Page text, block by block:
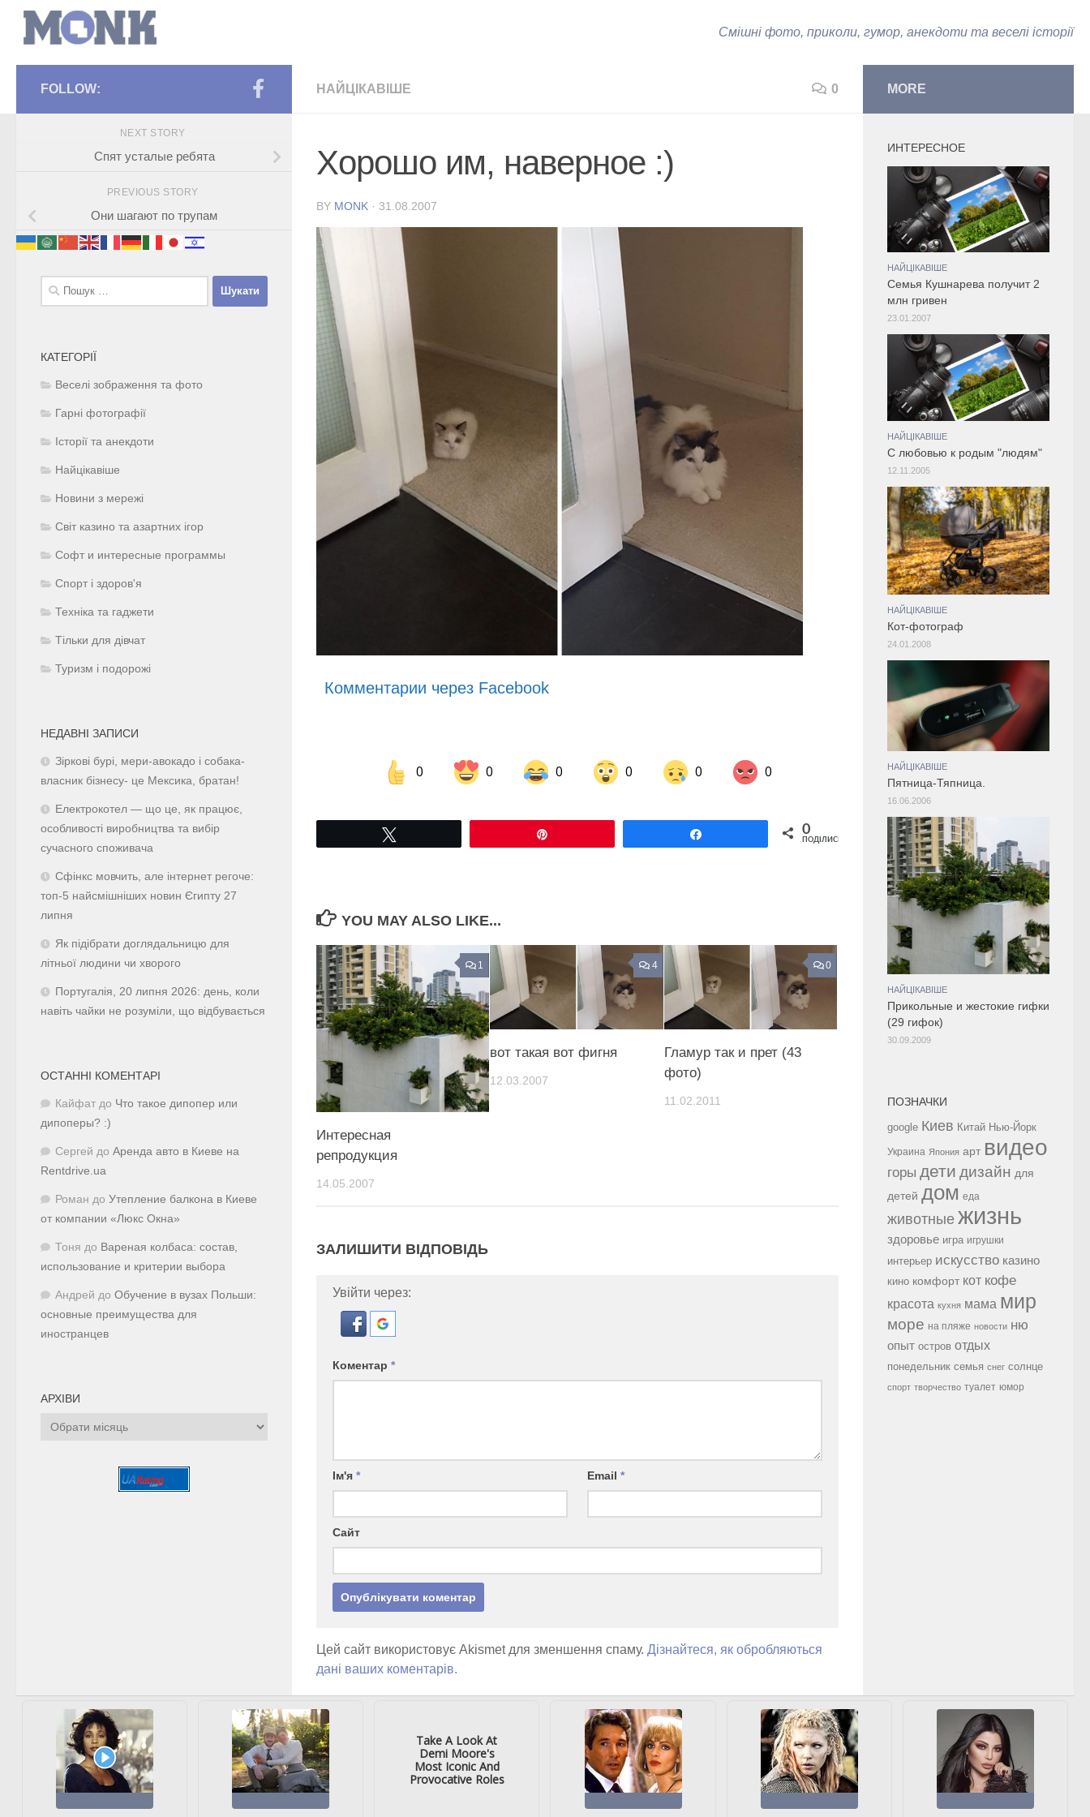
Смішні фото, приколи, гумор, анекдоти та веселі історії
НАЙЦІКАВІШЕ 0
Хорошо им, наверное :)
BY MONK · 31.08.2007
Комментарии через Facebook
0 0 0 0 0 0
Share on Facebook Share on LinkedIn Share on Twitter 0
ПОДІЛИСЬ
YOU MAY ALSO LIKE...
1
Интересная
репродукция
14.05.2007
4
вот такая вот фигня
12.03.2007
0
Гламур так и прет (43
фото)
11.02.2011
ЗАЛИШИТИ ВІДПОВІДЬ
Увійти через:
Коментар *
Ім'я * Email*
Сайт
Цей сайт використовує Akismet для зменшення спаму. Дізнайтеся, як обробляються
дані ваших коментарів.
FOLLOW:
NEXT STORY
Спят усталые ребята
PREVIOUS STORY
Они шагают по трупам
Пошук:
КАТЕГОРІЇ
Веселі зображення та фото
Гарні фотографії
Історії та анекдоти
Найцікавіше
Новини з мережі
Світ казино та азартних ігор
Софт и интересные программы
Спорт і здоров'я
Техніка та гаджети
Тільки для дівчат
Туризм і подорожі
НЕДАВНІ ЗАПИСИ
Зіркові бурі, мери-авокадо і собака-
власник бізнесу- це Мексика, братан!
Електрокотел — що це, як працює,
особливості виробництва та вибір
сучасного споживача
Сфінкс мовчить, але інтернет регоче:
топ-5 найсмішніших новин Єгипту 27
липня
Як підібрати доглядальницю для
літньої людини чи хворого
Португалія, 20 липня 2026: день, коли
навіть чайки не розуміли, що відбувається
ОСТАННІ КОМЕНТАРІ
Кайфат до Что такое дипопер или
дипоперы? :)
Сергей до Аренда авто в Киеве на
Rentdrive.ua
Роман до Утепление балкона в Киеве
от компании «Люкс Окна»
Тоня до Вареная колбаса: состав,
использование и критерии выбора
Андрей до Обучение в вузах Польши:
основные преимущества для
иностранцев
АРХІВИ
Архіви
MORE
ИНТЕРЕСНОЕ
НАЙЦІКАВІШЕ
Cемья Кушнарева получит 2
млн гривен
23.01.2007
НАЙЦІКАВІШЕ
С любовью к родым "людям"
12.11.2005
НАЙЦІКАВІШЕ
Кот-фотограф
24.01.2008
НАЙЦІКАВІШЕ
Пятница-Тяпница.
16.06.2006
НАЙЦІКАВІШЕ
Прикольные и жестокие гифки
(29 гифок)
30.09.2009
ПОЗНАЧКИ
google Киев Китай Нью-Йорк
Украина Япония арт видео
горы дети дизайн для
детей дом еда
животные жизнь
здоровье игра игрушки
интерьер искусство казино
кино комфорт кот кофе
красота кухня мама мир
море на пляже новости ню
опыт остров отдых
понедельник семья снег солнце
спорт творчество туалет юмор